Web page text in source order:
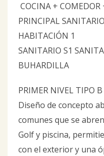
COCINA +
PRINCIPAL
HABITACIÓN 1
SANITARIO S1
BUHARDILLA
PRIMER NIVEL TIPO B
Diseño de concepto
comunes que se
Golf y piscina,
con el exterior y una